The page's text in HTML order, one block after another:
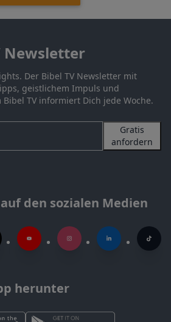
Newsletter
Der Bibel TV Newsletter mit
geistlichem Impuls und
TV informiert Dich jede Woche.
Gratis
anfordern
den sozialen Medien
herunter